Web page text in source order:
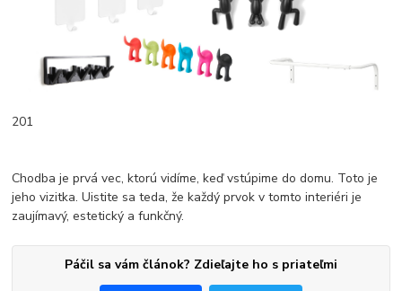
201
Chodba je prvá vec, ktorú vidíme, keď vstúpime do domu. Toto je
jeho vizitka. Uistite sa teda, že každý prvok v tomto interiéri je
zaujímavý, estetický a funkčný.
Páčil sa vám článok? Zdieľajte ho s priateľmi